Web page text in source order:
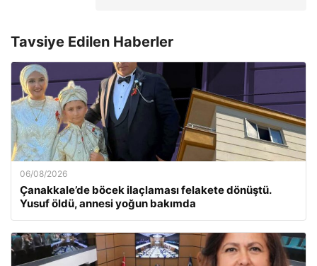
Tavsiye Edilen Haberler
06/08/2026
Çanakkale’de böcek ilaçlaması felakete dönüştü.
Yusuf öldü, annesi yoğun bakımda